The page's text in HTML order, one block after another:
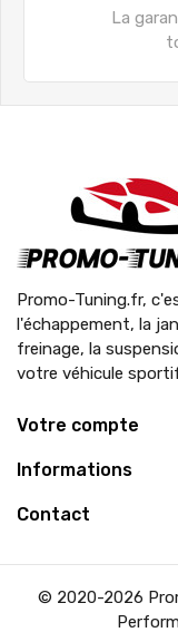
La
Promo-Tuning.fr,
l'échappement, la
freinage, la
votre véhicule
Votre compte
Informations
Contact
© 2020-2026